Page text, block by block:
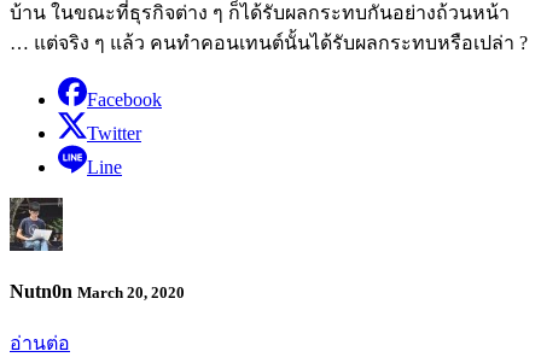
บ้าน ในขณะที่ธุรกิจต่าง ๆ ก็ได้รับผลกระทบกันอย่างถ้วนหน้า
… แต่จริง ๆ แล้ว คนทำคอนเทนต์นั้นได้รับผลกระทบหรือเปล่า ?
Facebook
Twitter
Line
Nutn0n March 20, 2020
อ่านต่อ